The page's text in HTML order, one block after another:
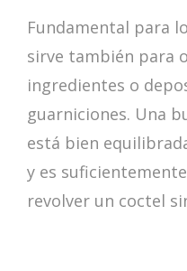
Fundamental para
sirve también para
ingredientes o
guarniciones. Una
está bien
y es
revolver un coctel